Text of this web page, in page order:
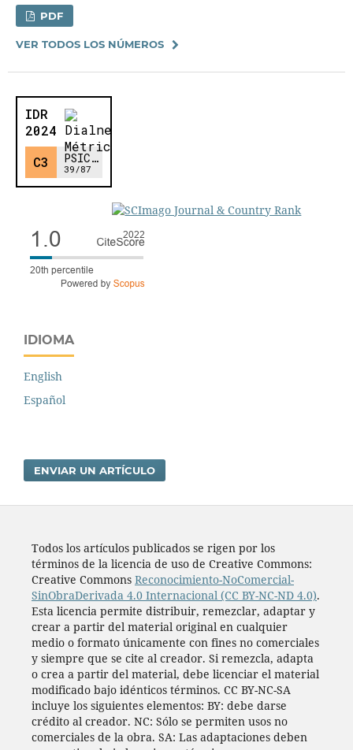
PDF
VER TODOS LOS NÚMEROS
IDIOMA
English
Español
ENVIAR UN ARTÍCULO
Todos los artí­culos publicados se rigen por los
términos de la licencia de uso de Creative Commons:
Creative Commons Reconocimiento-NoComercial-
SinObraDerivada 4.0 Internacional (CC BY-NC-ND 4.0).
Esta licencia permite distribuir, remezclar, adaptar y
crear a partir del material original en cualquier
medio o formato únicamente con fines no comerciales
y siempre que se cite al creador. Si remezcla, adapta
o crea a partir del material, debe licenciar el material
modificado bajo idénticos términos. CC BY-NC-SA
incluye los siguientes elementos: BY: debe darse
crédito al creador. NC: Sólo se permiten usos no
comerciales de la obra. SA: Las adaptaciones deben